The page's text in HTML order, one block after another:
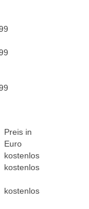
Preis in
Euro
kostenlos
kostenlos
kostenlos